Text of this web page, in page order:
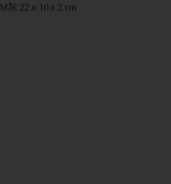
Mål: 22 x 10 x 2 cm